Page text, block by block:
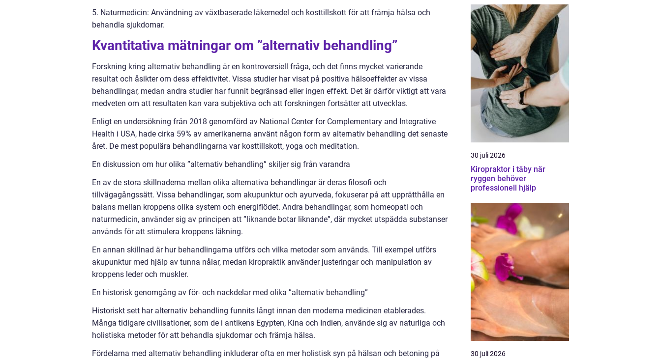
5. Naturmedicin: Användning av växtbaserade läkemedel och kosttillskott för att främja hälsa och
behandla sjukdomar.
Kvantitativa mätningar om ”alternativ behandling”
Forskning kring alternativ behandling är en kontroversiell fråga, och det finns mycket varierande
resultat och åsikter om dess effektivitet. Vissa studier har visat på positiva hälsoeffekter av vissa
behandlingar, medan andra studier har funnit begränsad eller ingen effekt. Det är därför viktigt att vara
medveten om att resultaten kan vara subjektiva och att forskningen fortsätter att utvecklas.
Enligt en undersökning från 2018 genomförd av National Center for Complementary and Integrative
Health i USA, hade cirka 59% av amerikanerna använt någon form av alternativ behandling det senaste
året. De mest populära behandlingarna var kosttillskott, yoga och meditation.
En diskussion om hur olika ”alternativ behandling” skiljer sig från varandra
En av de stora skillnaderna mellan olika alternativa behandlingar är deras filosofi och
tillvägagångssätt. Vissa behandlingar, som akupunktur och ayurveda, fokuserar på att upprätthålla en
balans mellan kroppens olika system och energiflödet. Andra behandlingar, som homeopati och
naturmedicin, använder sig av principen att ”liknande botar liknande”, där mycket utspädda substanser
används för att stimulera kroppens läkning.
En annan skillnad är hur behandlingarna utförs och vilka metoder som används. Till exempel utförs
akupunktur med hjälp av tunna nålar, medan kiropraktik använder justeringar och manipulation av
kroppens leder och muskler.
En historisk genomgång av för- och nackdelar med olika ”alternativ behandling”
Historiskt sett har alternativ behandling funnits långt innan den moderna medicinen etablerades.
Många tidigare civilisationer, som de i antikens Egypten, Kina och Indien, använde sig av naturliga och
holistiska metoder för att behandla sjukdomar och främja hälsa.
Fördelarna med alternativ behandling inkluderar ofta en mer holistisk syn på hälsan och betoning på
30 juli 2026
Kiropraktor i täby när
ryggen behöver
professionell hjälp
30 juli 2026